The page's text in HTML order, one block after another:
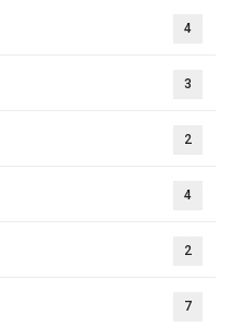
4
3
2
4
2
7